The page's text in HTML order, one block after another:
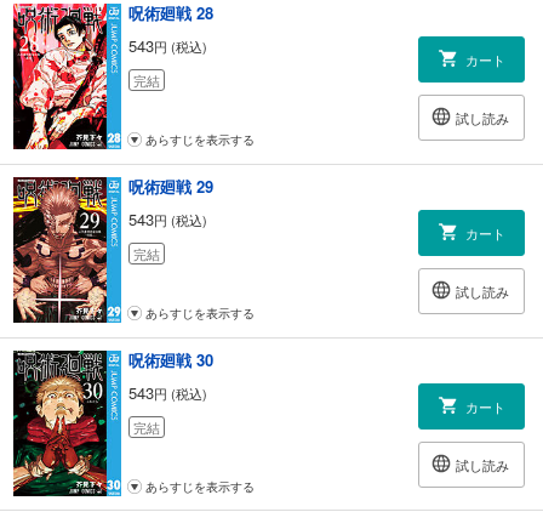
呪術廻戦 28
543円 (税込)
完結
カート
試し読み
あらすじを表示する
呪術廻戦 29
543円 (税込)
完結
カート
試し読み
あらすじを表示する
呪術廻戦 30
543円 (税込)
完結
カート
試し読み
あらすじを表示する